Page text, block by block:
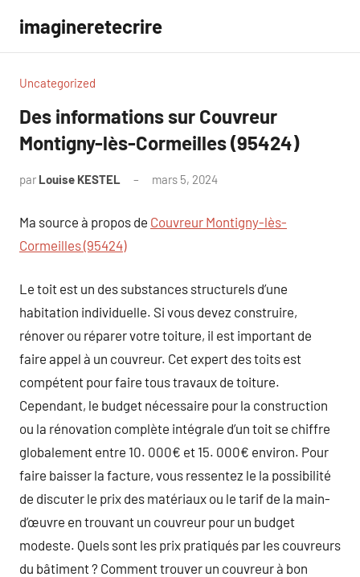
contenu
imagineretecrire
Uncategorized
Des informations sur Couvreur
Montigny-lès-Cormeilles (95424)
par Louise KESTEL mars 5, 2024
Ma source à propos de Couvreur Montigny-lès-
Cormeilles (95424)
Le toit est un des substances structurels d’une
habitation individuelle. Si vous devez construire,
rénover ou réparer votre toiture, il est important de
faire appel à un couvreur. Cet expert des toits est
compétent pour faire tous travaux de toiture.
Cependant, le budget nécessaire pour la construction
ou la rénovation complète intégrale d’un toit se chiffre
globalement entre 10. 000€ et 15. 000€ environ. Pour
faire baisser la facture, vous ressentez le la possibilité
de discuter le prix des matériaux ou le tarif de la main-
d’œuvre en trouvant un couvreur pour un budget
modeste. Quels sont les prix pratiqués par les couvreurs
du bâtiment ? Comment trouver un couvreur à bon